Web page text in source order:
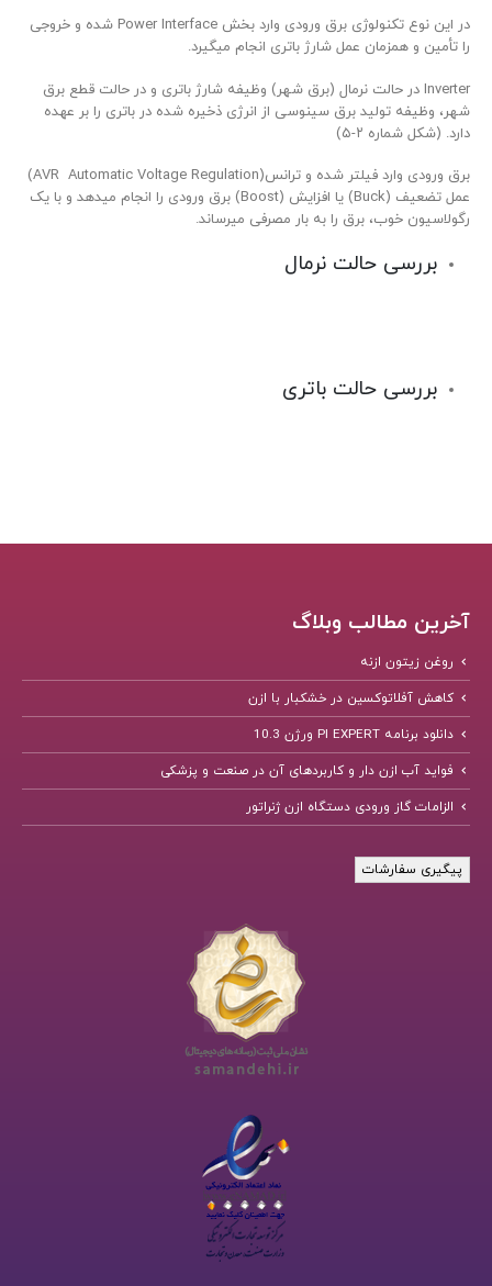
در این نوع تکنولوژی برق ورودی وارد بخش Power Interface شده و خروجی
را تأمین و همزمان عمل شارژ باتری انجام می­گیرد.
Inverter در حالت نرمال (برق شهر) وظیفه شارژ باتری و در حالت قطع برق
شهر، وظیفه تولید برق سینوسی از انرژی ذخیره شده در باتری را بر عهده
دارد. (شکل شماره ۲-۵)
برق ورودی وارد فیلتر شده و ترانس(AVR Automatic Voltage Regulation)
عمل تضعیف (Buck) یا افزایش (Boost) برق ورودی را انجام می­دهد و با یک
رگولاسیون خوب، برق را به بار مصرفی می­رساند.
بررسی حالت نرمال
بررسی حالت باتری
آخرین مطالب وبلاگ
روغن زیتون ازنه
کاهش آفلاتوکسین در خشکبار با ازن
دانلود برنامه PI EXPERT ورژن 10.3
فواید آب ازن دار و کاربردهای آن در صنعت و پزشکی
الزامات گاز ورودی دستگاه ازن ژنراتور
پیگیری سفارشات